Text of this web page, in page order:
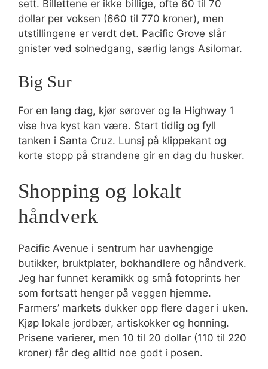
sett. Billettene er ikke billige, ofte 60 til 70
dollar per voksen (660 til 770 kroner), men
utstillingene er verdt det. Pacific Grove slår
gnister ved solnedgang, særlig langs Asilomar.
Big Sur
For en lang dag, kjør sørover og la Highway 1
vise hva kyst kan være. Start tidlig og fyll
tanken i Santa Cruz. Lunsj på klippekant og
korte stopp på strandene gir en dag du husker.
Shopping og lokalt
håndverk
Pacific Avenue i sentrum har uavhengige
butikker, bruktplater, bokhandlere og håndverk.
Jeg har funnet keramikk og små fotoprints her
som fortsatt henger på veggen hjemme.
Farmers’ markets dukker opp flere dager i uken.
Kjøp lokale jordbær, artiskokker og honning.
Prisene varierer, men 10 til 20 dollar (110 til 220
kroner) får deg alltid noe godt i posen.